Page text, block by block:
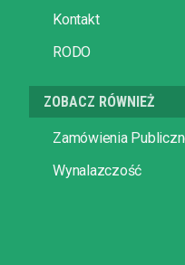
Kontakt
RODO
ZOBACZ RÓWNIEŻ
Zamówienia
Wynalazczość